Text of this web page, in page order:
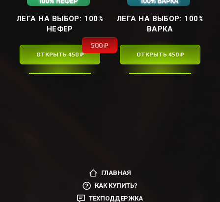
ЛЕГА НА ВЫБОР: ㅤ100%
НЕФЕРㅤ
ОТКРЫТЬ 450 ₽
500 ₽
ЛЕГА НА ВЫБОР: ㅤ100%
ВАРКАㅤ
ОТКРЫТЬ 450 ₽
ГЛАВНАЯ
КАК КУПИТЬ?
ТЕХПОДДЕРЖКА